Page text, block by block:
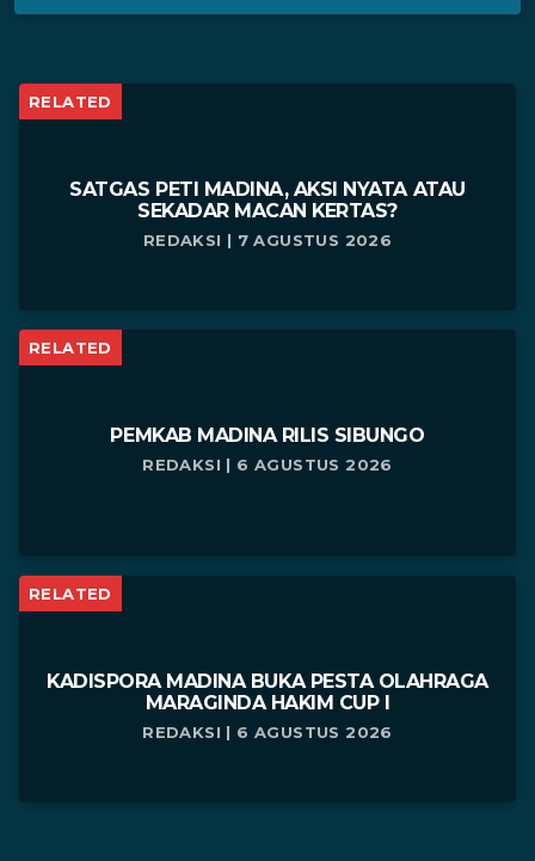
RELATED
SATGAS PETI MADINA, AKSI NYATA ATAU
SEKADAR MACAN KERTAS?
REDAKSI | 7 AGUSTUS 2026
RELATED
PEMKAB MADINA RILIS SIBUNGO
REDAKSI | 6 AGUSTUS 2026
RELATED
KADISPORA MADINA BUKA PESTA OLAHRAGA
MARAGINDA HAKIM CUP I
REDAKSI | 6 AGUSTUS 2026